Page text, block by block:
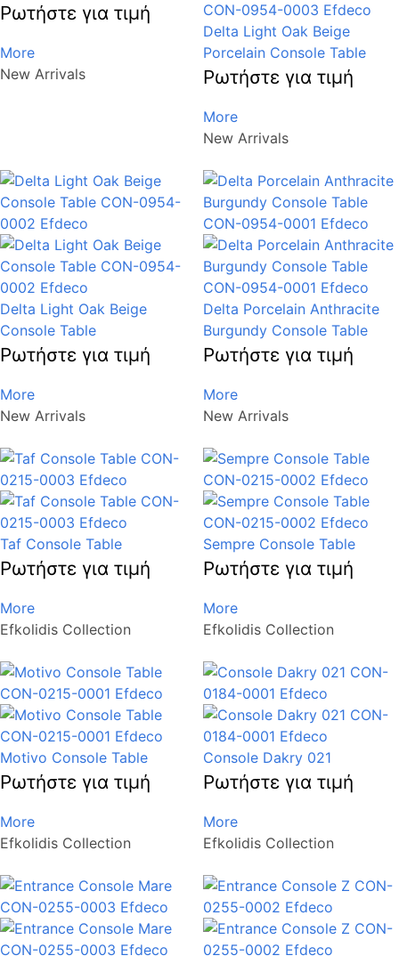
Ρωτήστε για τιμή
More
New Arrivals
Delta Light Oak Beige
Porcelain Console Table
Ρωτήστε για τιμή
More
New Arrivals
Delta Light Oak Beige
Console Table
Ρωτήστε για τιμή
More
New Arrivals
Delta Porcelain Anthracite
Burgundy Console Table
Ρωτήστε για τιμή
More
New Arrivals
Taf Console Table
Ρωτήστε για τιμή
More
Efkolidis Collection
Sempre Console Table
Ρωτήστε για τιμή
More
Efkolidis Collection
Motivo Console Table
Ρωτήστε για τιμή
More
Efkolidis Collection
Console Dakry 021
Ρωτήστε για τιμή
More
Efkolidis Collection